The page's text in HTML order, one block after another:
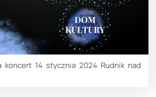
koncert 14 stycznia 2024 Rudnik nad